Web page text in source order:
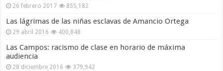
26 febrero 2017 855,182
Las lágrimas de las niñas esclavas de Amancio Ortega
29 abril 2016 400,848
Las Campos: racismo de clase en horario de máxima
audiencia
28 diciembre 2016 379,942